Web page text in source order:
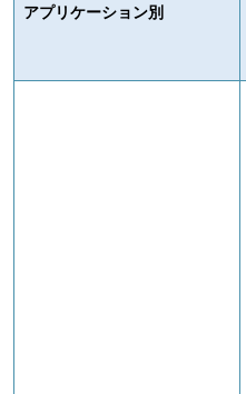
アプリケーション別